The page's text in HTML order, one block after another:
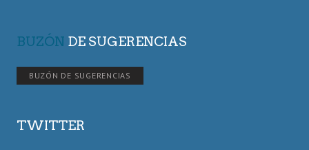
BUZÓN DE SUGERENCIAS
BUZÓN DE SUGERENCIAS
TWITTER